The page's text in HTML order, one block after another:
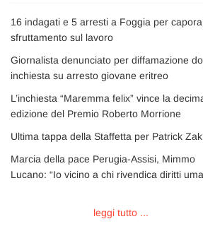
16 indagati e 5 arresti a Foggia per
sfruttamento sul lavoro
Giornalista denunciato per diffamazione
inchiesta su arresto giovane eritreo
L’inchiesta “Maremma felix” vince la
edizione del Premio Roberto Morrione
Ultima tappa della Staffetta per Patrick
Marcia della pace Perugia-Assisi, Mimmo
Lucano: “Io vicino a chi rivendica diritti
leggi tutto ...